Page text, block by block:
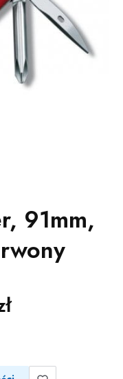
91mm,